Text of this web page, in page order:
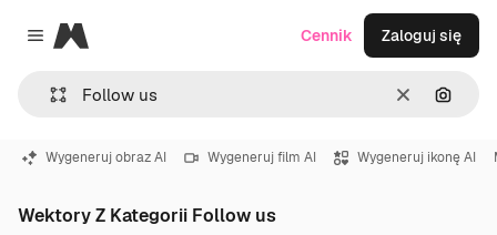
Close menu
Magnific
WyczyśćSzukaj
Cennik Zaloguj się
Wygeneruj obraz AI Wygeneruj film AI Wygeneruj ikonę AI
Wektory Z Kategorii Follow us